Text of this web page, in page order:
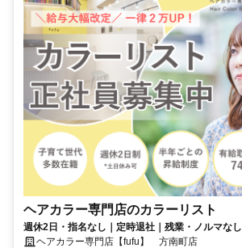
ヘアカラー専門店のカラーリスト
週休2日・指名なし｜定時退社｜残業・ノルマなし
ヘアカラー専門店【fufu】 方南町店